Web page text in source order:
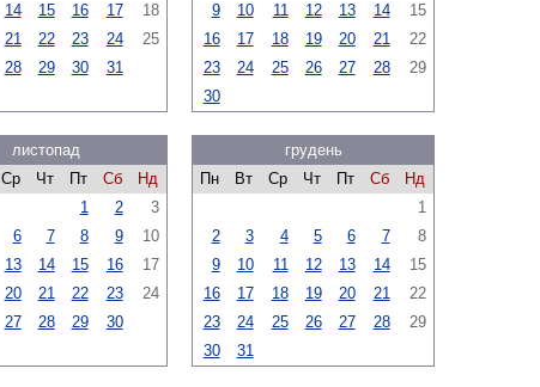
14 15 16 17
18
21 22 23 24
25
28 29 30 31
9
10 11 12 13 14
15
16
17 18 19 20 21
22
23
24 25 26 27 28
29
30
листопад
Ср Чт Пт Сб
Нд
1
2
3
6 7 8 9
10
13 14 15 16
17
20 21 22 23
24
27 28 29 30
грудень
Пн
Вт Ср Чт Пт Сб
Нд
1
2
3 4 5 6 7
8
9
10 11 12 13 14
15
16
17 18 19 20 21
22
23
24 25 26 27 28
29
30
31